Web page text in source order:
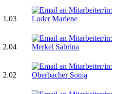
1.03
2.04
2.02